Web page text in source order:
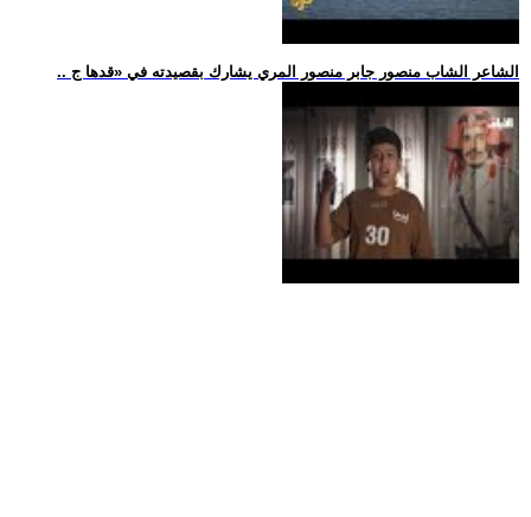
.. الشاعر الشاب منصور جابر منصور المري يشارك بقصيدته في «قدها ج